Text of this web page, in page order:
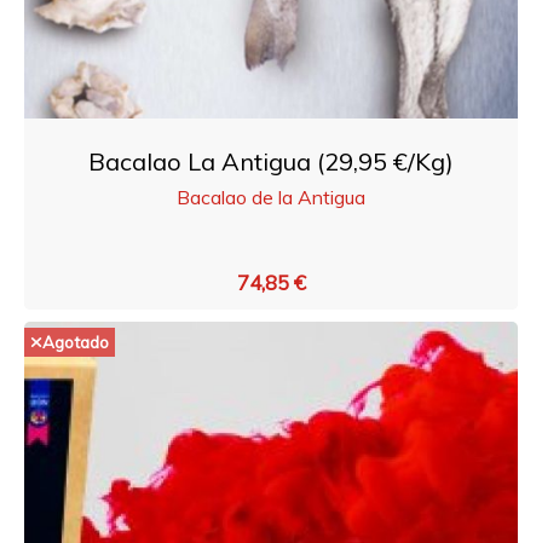
Bacalao La Antigua (29,95 €/Kg)
Bacalao de la Antigua
74,85 €
Agotado